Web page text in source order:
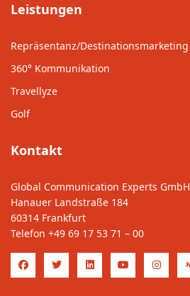
Leistungen
Repräsentanz/Destinationsmarketing
360° Kommunikation
Travellyze
Golf
Kontakt
Global Communication Experts GmbH
Hanauer Landstraße 184
60314 Frankfurt
Telefon +49 69 17 53 71 – 00